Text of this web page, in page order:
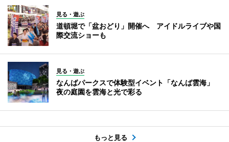
見る・遊ぶ
道頓堀で「盆おどり」開催へ アイドルライブや国
際交流ショーも
見る・遊ぶ
なんばパークスで体験型イベント「なんば雲海」
夜の庭園を雲海と光で彩る
もっと見る